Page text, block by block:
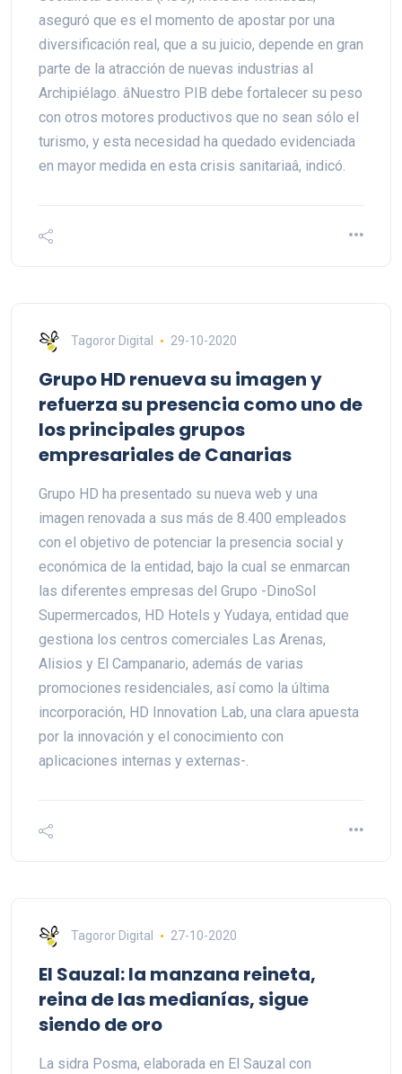
aseguró que es el momento de apostar por una
diversificación real, que a su juicio, depende en gran
parte de la atracción de nuevas industrias al
Archipiélago. âNuestro PIB debe fortalecer su peso
con otros motores productivos que no sean sólo el
turismo, y esta necesidad ha quedado evidenciada
en mayor medida en esta crisis sanitariaâ, indicó.
Tagoror Digital 29-10-2020
Grupo HD renueva su imagen y
refuerza su presencia como uno de
los principales grupos
empresariales de Canarias
Grupo HD ha presentado su nueva web y una
imagen renovada a sus más de 8.400 empleados
con el objetivo de potenciar la presencia social y
económica de la entidad, bajo la cual se enmarcan
las diferentes empresas del Grupo -DinoSol
Supermercados, HD Hotels y Yudaya, entidad que
gestiona los centros comerciales Las Arenas,
Alisios y El Campanario, además de varias
promociones residenciales, así como la última
incorporación, HD Innovation Lab, una clara apuesta
por la innovación y el conocimiento con
aplicaciones internas y externas-.
Tagoror Digital 27-10-2020
El Sauzal: la manzana reineta,
reina de las medianías, sigue
siendo de oro
La sidra Posma, elaborada en El Sauzal con